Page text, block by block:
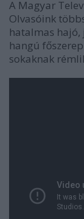
A Magyar
Olvasóink
hatalmas hajó,
hangú
sokaknak